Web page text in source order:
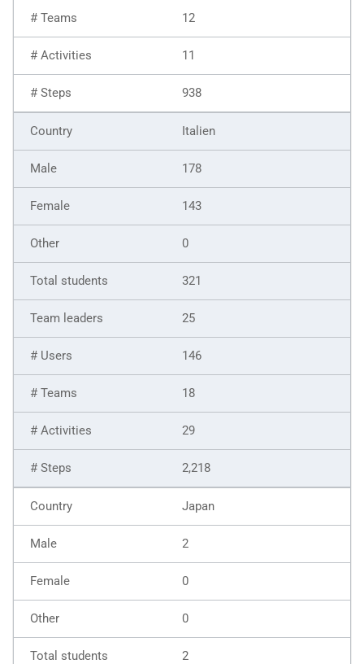
12
11
938
Italien
178
143
0
321
25
146
18
29
2,218
Japan
2
0
0
2